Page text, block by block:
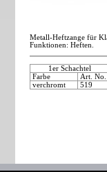
Metall-Heftzange für
Funktionen: Heften.
1er Schachtel
Farbe
Art.
verchromt
519